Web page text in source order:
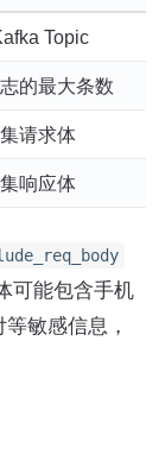
Topic
的最大条数
请求体
响应体
可能包含手机
敏感信息，